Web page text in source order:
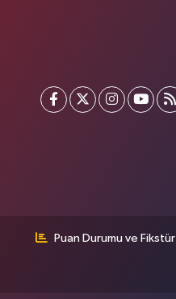
Puan Durumu ve Fikstür